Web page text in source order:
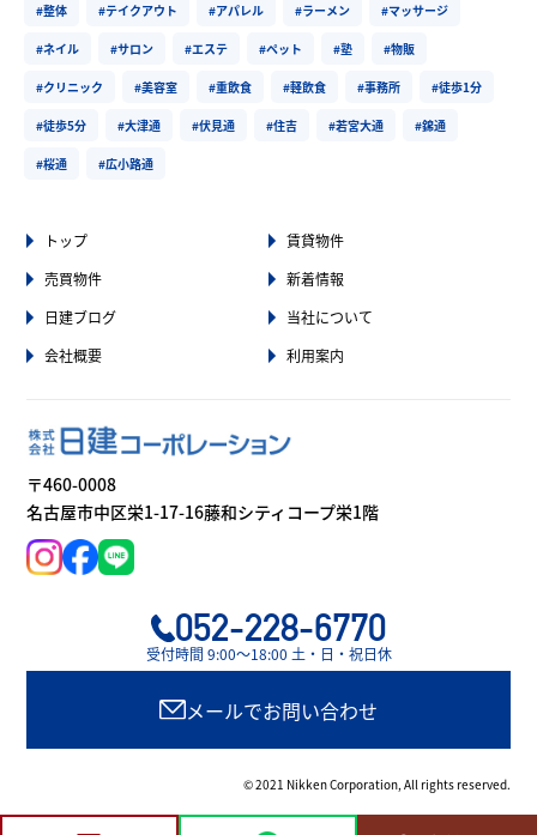
#整体 #テイクアウト #アパレル #ラーメン #マッサージ
#ネイル #サロン #エステ #ペット #塾 #物販
#クリニック #美容室 #重飲食 #軽飲食 #事務所 #徒歩1分
#徒歩5分 #大津通 #伏見通 #住吉 #若宮大通 #錦通
#桜通 #広小路通
トップ
賃貸物件
売買物件
新着情報
日建ブログ
当社について
会社概要
利用案内
〒460-0008
名古屋市中区栄1-17-16藤和シティコープ栄1階
052-228-6770
受付時間 9:00〜18:00 土・日・祝日休
メールでお問い合わせ
© 2021 Nikken Corporation, All rights reserved.